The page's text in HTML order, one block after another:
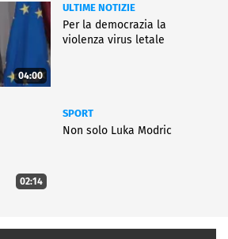
04:00
ULTIME NOTIZIE
Per la democrazia la
violenza virus letale
02:14
SPORT
Non solo Luka Modric